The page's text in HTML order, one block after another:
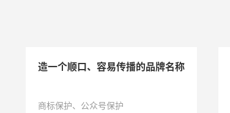
造一个顺口、容易传播的品牌名称
商标保护、公众号保护